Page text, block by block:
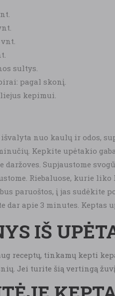
sultys.
pagal skonį.
kepimui.
nuo kaulų ir odos,
Kepkite upėtakio
daržoves. Supjaustome
Riebaluose, kurie
paruoštos, į jas sudėkite
dar apie 3 minutes. Keptas
IŠ
receptų, tinkamų kepti
Jei turite šią vertingą